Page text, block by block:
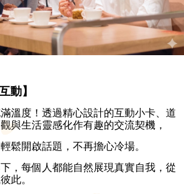
動】
溫度！透過精心設計的互動小卡、道
與生活靈感化作有趣的交流契機，
鬆開啟話題，不再擔心冷場。
，每個人都能自然展現真實自我，從
此。